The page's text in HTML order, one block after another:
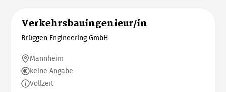
Verkehrsbauingenieur/in
Brüggen Engineering GmbH
Mannheim
keine Angabe
Vollzeit